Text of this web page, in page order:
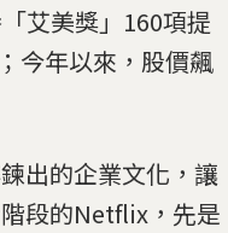
艾美獎」160項提
今年以來，股價飆
出的企業文化，讓
段的Netflix，先是